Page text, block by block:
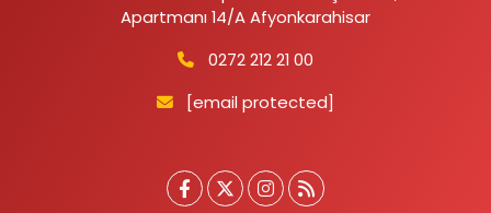
Apartmanı 14/A Afyonkarahisar
0272 212 21 00
[email protected]